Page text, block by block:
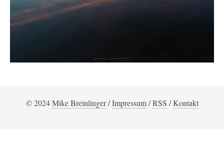
© 2024Mike Breinlinger/Impressum/RSS /Kontakt